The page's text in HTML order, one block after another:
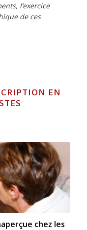
l’exercice
de ces
EN
chez les